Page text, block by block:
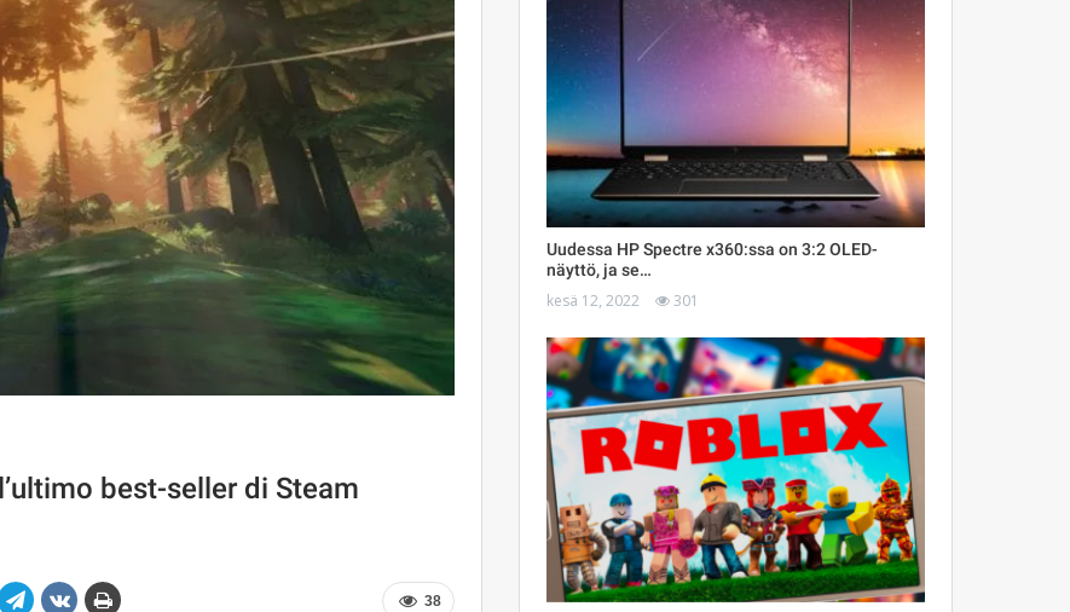
best-seller di Steam
38
Uudessa HP Spectre x360:ssa on 3:2 OLED-
näyttö, ja se…
kesä 12, 2022 301